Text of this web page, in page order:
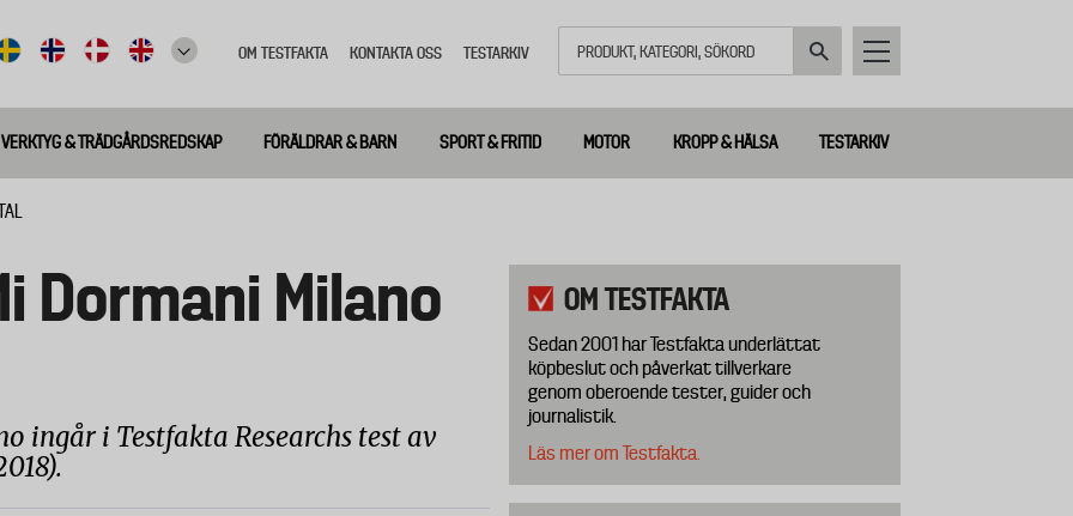
meny
OM TESTFAKTA KONTAKTA OSS TESTARKIV
VERKTYG & TRÄDGÅRDSREDSKAP FÖRÄLDRAR & BARN SPORT & FRITID MOTOR KROPP & HÄLSA TESTARKIV
Dormani Milano
ingår i Testfakta Researchs test av
OM TESTFAKTA
Sedan 2001 har Testfakta underlättat
köpbeslut och påverkat tillverkare
genom oberoende tester, guider och
journalistik.
Läs mer om Testfakta.